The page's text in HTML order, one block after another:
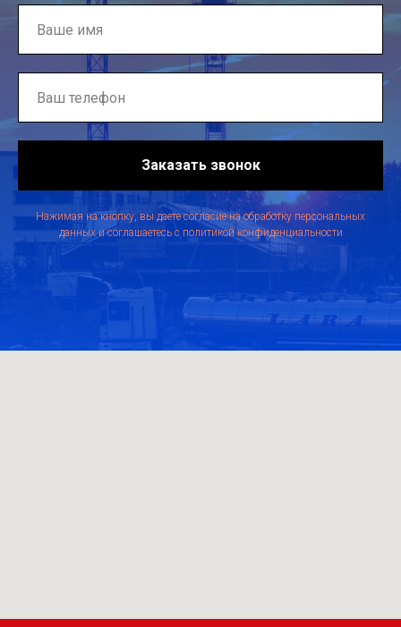
Заказать звонок
Нажимая на кнопку, вы даете согласие на обработку персональных
данных и соглашаетесь c политикой конфиденциальности